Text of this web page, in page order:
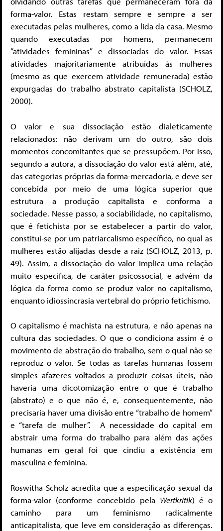
forma-valor. Estas restam sempre e sempre a ser
executadas pelas mulheres, como a lida da casa. Mesmo
quando executadas por homens, permanecem
“atividades femininas” e dissociadas do valor. Essas
atividades majoritariamente atribuídas às mulheres
(mesmo as que exercem atividade remunerada) estão
expurgadas do trabalho abstrato capitalista (SCHOLZ,
2000).
O valor e sua dissociação estão dialeticamente
relacionados: não derivam um do outro, são dois
momentos concomitantes que se pressupõem. Por isso,
segundo a autora, a dissociação do valor está além, até,
das categorias próprias da forma-mercadoria, e deve ser
concebida por meio de uma lógica superior que
estrutura a produção capitalista e conforma a
sociedade. Nesse passo, a sociabilidade, no capitalismo,
que é fetichista por se estabelecer a partir do valor,
constitui-se por um patriarcalismo específico, no qual as
mulheres estão alijadas desde a raiz (SCHOLZ, 2013, p.
49). Assim, a dissociação do valor implica uma relação
muito específica, de caráter psicossocial, e advém da
lógica da forma como se produz valor no capitalismo,
enquanto idiossincrasia vertebral do próprio fetichismo.
O capitalismo é machista na estrutura, e não apenas na
cultura das sociedades. O que o condiciona assim é o
movimento de abstração do trabalho, sem o qual não se
reproduz o valor. Se todas as tarefas humanas fossem
simples afazeres voltados a produzir coisas úteis, não
haveria uma dicotomização entre o que é trabalho
(abstrato) e o que não é, e, consequentemente, não
precisaria haver uma divisão entre “trabalho de homem”
e “tarefa de mulher”. A necessidade do capital em
abstrair uma forma do trabalho para além das ações
humanas em geral foi que cindiu a existência em
masculina e feminina.
Roswitha Scholz acredita que a especificação sexual da
forma-valor (conforme concebido pela Wertkritik) é o
caminho para um feminismo radicalmente
anticapitalista, que leve em consideração as diferenças.